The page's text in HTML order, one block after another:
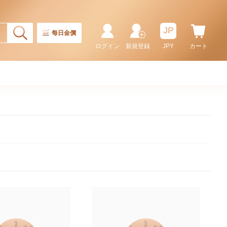
每日金價
カート
JP
JPY
新規登録
ログイン